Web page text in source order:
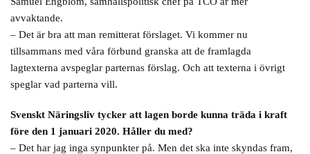
avvaktande.
– Det är bra att man remitterat förslaget. Vi kommer nu
tillsammans med våra förbund granska att de framlagda
lagtexterna avspeglar parternas förslag. Och att texterna i övrigt
speglar vad parterna vill.
Svenskt Näringsliv tycker att lagen borde kunna träda i kraft
före den 1 januari 2020. Håller du med?
– Det har jag inga synpunkter på. Men det ska inte skyndas fram,